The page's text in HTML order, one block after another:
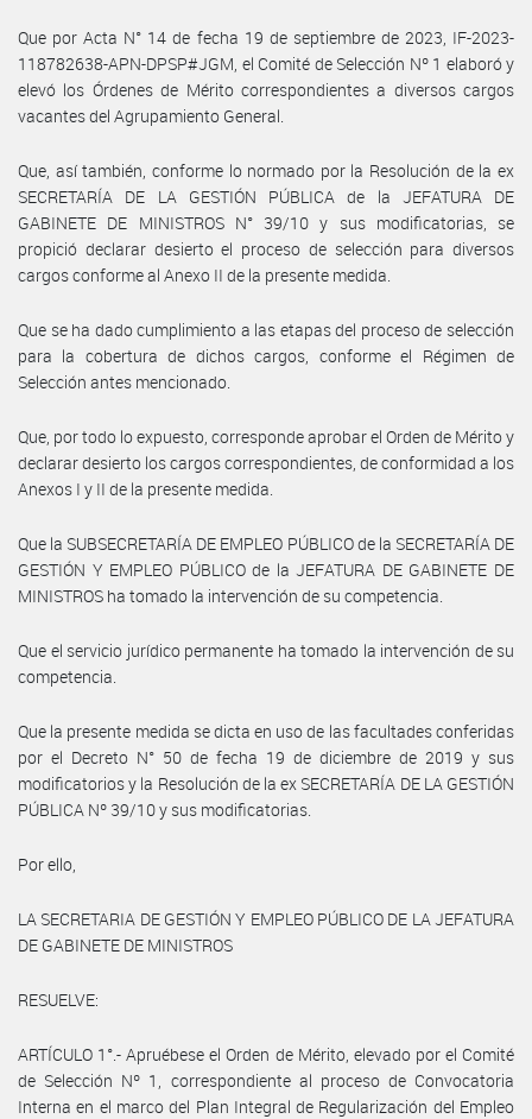
Que por Acta N° 14 de fecha 19 de septiembre de 2023, IF-2023-
118782638-APN-DPSP#JGM, el Comité de Selección Nº 1 elaboró y
elevó los Órdenes de Mérito correspondientes a diversos cargos
vacantes del Agrupamiento General.
Que, así también, conforme lo normado por la Resolución de la ex
SECRETARÍA DE LA GESTIÓN PÚBLICA de la JEFATURA DE
GABINETE DE MINISTROS N° 39/10 y sus modificatorias, se
propició declarar desierto el proceso de selección para diversos
cargos conforme al Anexo II de la presente medida.
Que se ha dado cumplimiento a las etapas del proceso de selección
para la cobertura de dichos cargos, conforme el Régimen de
Selección antes mencionado.
Que, por todo lo expuesto, corresponde aprobar el Orden de Mérito y
declarar desierto los cargos correspondientes, de conformidad a los
Anexos I y II de la presente medida.
Que la SUBSECRETARÍA DE EMPLEO PÚBLICO de la SECRETARÍA DE
GESTIÓN Y EMPLEO PÚBLICO de la JEFATURA DE GABINETE DE
MINISTROS ha tomado la intervención de su competencia.
Que el servicio jurídico permanente ha tomado la intervención de su
competencia.
Que la presente medida se dicta en uso de las facultades conferidas
por el Decreto N° 50 de fecha 19 de diciembre de 2019 y sus
modificatorios y la Resolución de la ex SECRETARÍA DE LA GESTIÓN
PÚBLICA Nº 39/10 y sus modificatorias.
Por ello,
LA SECRETARIA DE GESTIÓN Y EMPLEO PÚBLICO DE LA JEFATURA
DE GABINETE DE MINISTROS
RESUELVE:
ARTÍCULO 1°.- Apruébese el Orden de Mérito, elevado por el Comité
de Selección Nº 1, correspondiente al proceso de Convocatoria
Interna en el marco del Plan Integral de Regularización del Empleo